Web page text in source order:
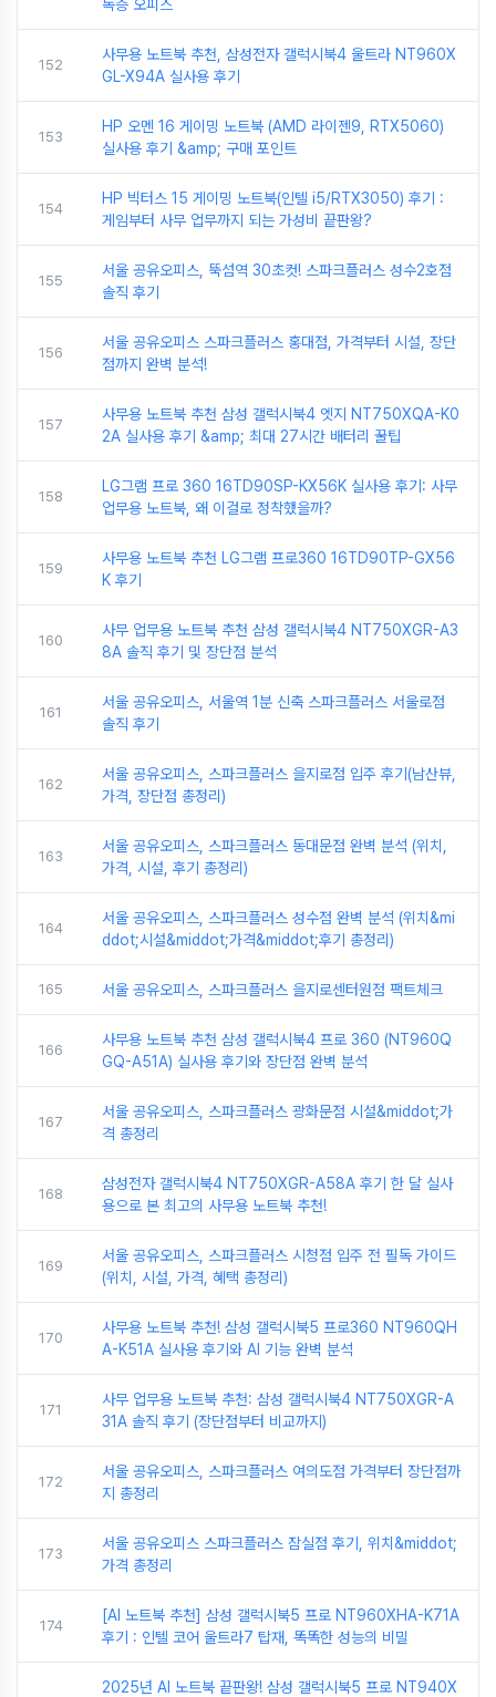
독층 오피스
152
사무용 노트북 추천, 삼성전자 갤럭시북4 울트라 NT960X
GL-X94A 실사용 후기
153
HP 오멘 16 게이밍 노트북 (AMD 라이젠9, RTX5060)
실사용 후기 &amp; 구매 포인트
154
HP 빅터스 15 게이밍 노트북(인텔 i5/RTX3050) 후기 :
게임부터 사무 업무까지 되는 가성비 끝판왕?
155
서울 공유오피스, 뚝섬역 30초컷! 스파크플러스 성수2호점
솔직 후기
156
서울 공유오피스 스파크플러스 홍대점, 가격부터 시설, 장단
점까지 완벽 분석!
157
사무용 노트북 추천 삼성 갤럭시북4 엣지 NT750XQA-K0
2A 실사용 후기 &amp; 최대 27시간 배터리 꿀팁
158
LG그램 프로 360 16TD90SP-KX56K 실사용 후기: 사무
업무용 노트북, 왜 이걸로 정착했을까?
159
사무용 노트북 추천 LG그램 프로360 16TD90TP-GX56
K 후기
160
사무 업무용 노트북 추천 삼성 갤럭시북4 NT750XGR-A3
8A 솔직 후기 및 장단점 분석
161
서울 공유오피스, 서울역 1분 신축 스파크플러스 서울로점
솔직 후기
162
서울 공유오피스, 스파크플러스 을지로점 입주 후기(남산뷰,
가격, 장단점 총정리)
163
서울 공유오피스, 스파크플러스 동대문점 완벽 분석 (위치,
가격, 시설, 후기 총정리)
164
서울 공유오피스, 스파크플러스 성수점 완벽 분석 (위치&mi
ddot;시설&middot;가격&middot;후기 총정리)
165 서울 공유오피스, 스파크플러스 을지로센터원점 팩트체크
166
사무용 노트북 추천 삼성 갤럭시북4 프로 360 (NT960Q
GQ-A51A) 실사용 후기와 장단점 완벽 분석
167
서울 공유오피스, 스파크플러스 광화문점 시설&middot;가
격 총정리
168
삼성전자 갤럭시북4 NT750XGR-A58A 후기 한 달 실사
용으로 본 최고의 사무용 노트북 추천!
169
서울 공유오피스, 스파크플러스 시청점 입주 전 필독 가이드
(위치, 시설, 가격, 혜택 총정리)
170
사무용 노트북 추천! 삼성 갤럭시북5 프로360 NT960QH
A-K51A 실사용 후기와 AI 기능 완벽 분석
171
사무 업무용 노트북 추천: 삼성 갤럭시북4 NT750XGR-A
31A 솔직 후기 (장단점부터 비교까지)
172
서울 공유오피스, 스파크플러스 여의도점 가격부터 장단점까
지 총정리
173
서울 공유오피스 스파크플러스 잠실점 후기, 위치&middot;
가격 총정리
174
[AI 노트북 추천] 삼성 갤럭시북5 프로 NT960XHA-K71A
후기 : 인텔 코어 울트라7 탑재, 똑똑한 성능의 비밀
2025년 AI 노트북 끝판왕! 삼성 갤럭시북5 프로 NT940X